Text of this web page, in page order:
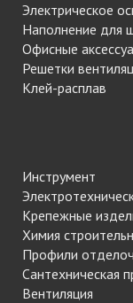
Электрическое
Наполнение для
Офисные
Решетки
Клей-расплав
Инструмент
Крепежные
Химия
Профили
Сантехническая
Вентиляция